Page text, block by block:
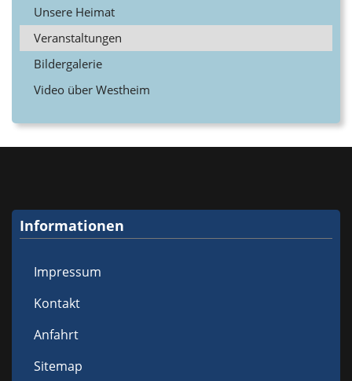
Unsere Heimat
Veranstaltungen
Bildergalerie
Video über Westheim
Informationen
Impressum
Kontakt
Anfahrt
Sitemap